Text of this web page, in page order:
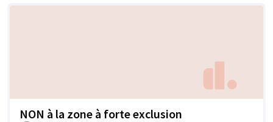
NON à la zone à forte exclusion